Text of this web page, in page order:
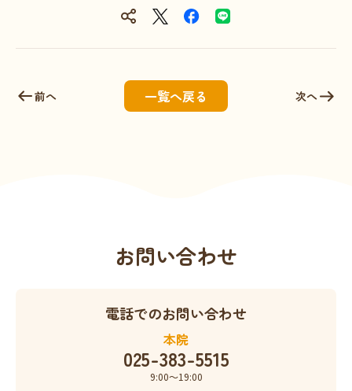
前へ 一覧へ戻る 次へ
お問い合わせ
電話でのお問い合わせ
本院
025-383-5515
9:00〜19:00